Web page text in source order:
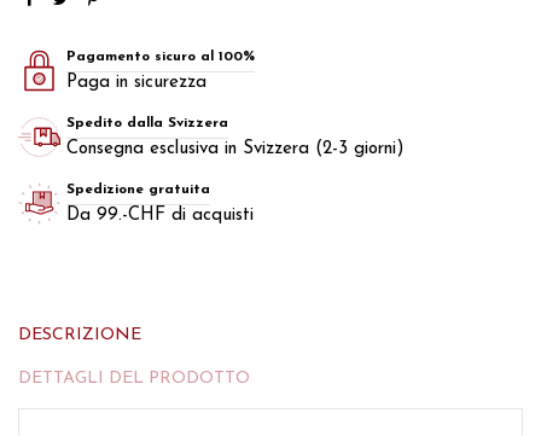
Pagamento sicuro al 100%
Paga in sicurezza
Spedito dalla Svizzera
Consegna esclusiva in Svizzera (2-3 giorni)
Spedizione gratuita
Da 99.-CHF di acquisti
DESCRIZIONE
DETTAGLI DEL PRODOTTO